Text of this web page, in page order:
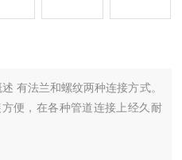
有法兰和螺纹两种连接方式。
便，在各种管道连接上经久耐